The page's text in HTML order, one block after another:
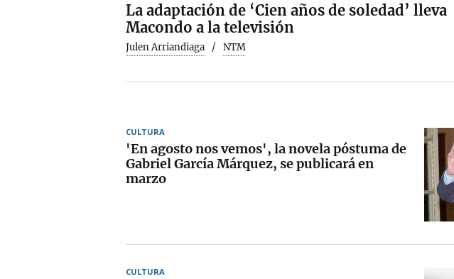
La adaptación de ‘Cien años de soledad’ lleva
Macondo a la televisión
Julen Arriandiaga NTM
CULTURA
'En agosto nos vemos', la novela póstuma de
Gabriel García Márquez, se publicará en
marzo
CULTURA